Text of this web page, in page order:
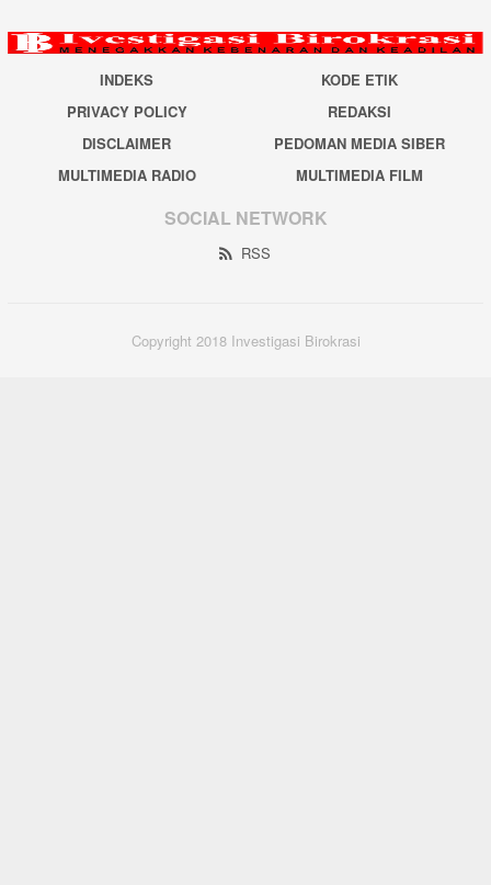
INDEKS
KODE ETIK
PRIVACY POLICY
REDAKSI
DISCLAIMER
PEDOMAN MEDIA SIBER
MULTIMEDIA RADIO
MULTIMEDIA FILM
SOCIAL NETWORK
RSS
Copyright 2018 Investigasi Birokrasi